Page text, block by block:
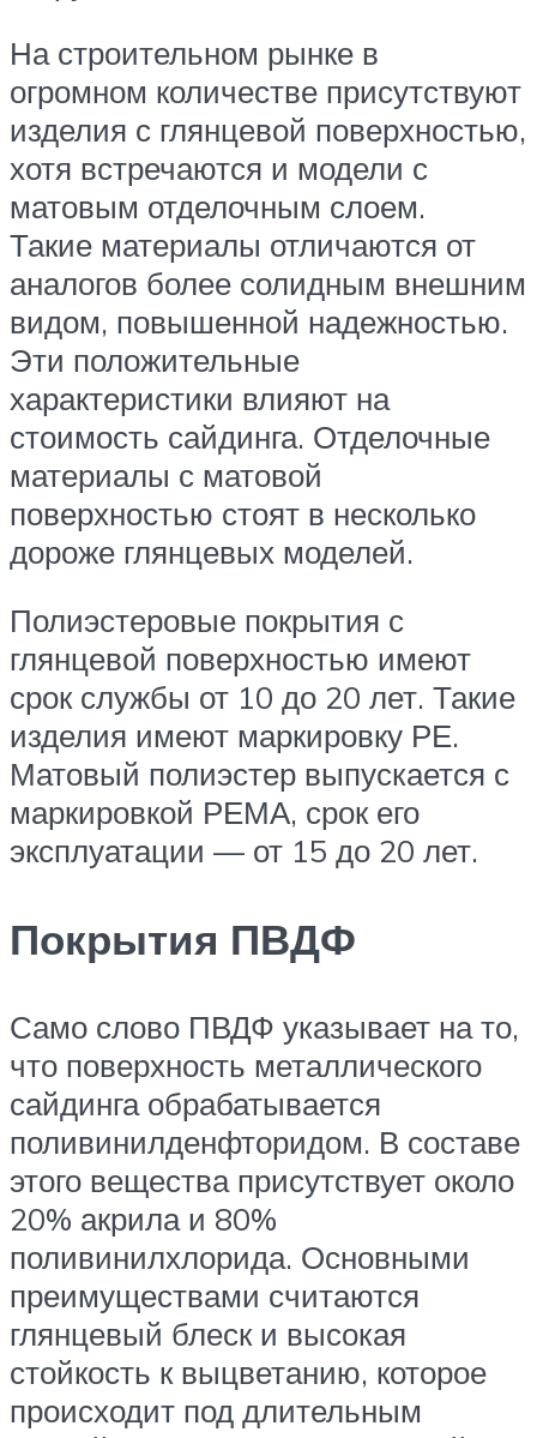
На строительном рынке в
огромном количестве присутствуют
изделия с глянцевой поверхностью,
хотя встречаются и модели с
матовым отделочным слоем.
Такие материалы отличаются от
аналогов более солидным внешним
видом, повышенной надежностью.
Эти положительные
характеристики влияют на
стоимость сайдинга. Отделочные
материалы с матовой
поверхностью стоят в несколько
дороже глянцевых моделей.
Полиэстеровые покрытия с
глянцевой поверхностью имеют
срок службы от 10 до 20 лет. Такие
изделия имеют маркировку РЕ.
Матовый полиэстер выпускается с
маркировкой РЕМА, срок его
эксплуатации — от 15 до 20 лет.
Покрытия ПВДФ
Само слово ПВДФ указывает на то,
что поверхность металлического
сайдинга обрабатывается
поливинилденфторидом. В составе
этого вещества присутствует около
20% акрила и 80%
поливинилхлорида. Основными
преимуществами считаются
глянцевый блеск и высокая
стойкость к выцветанию, которое
происходит под длительным